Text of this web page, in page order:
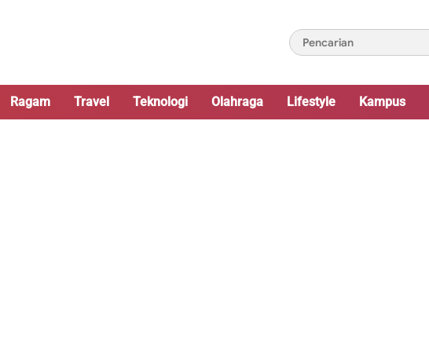
Ragam Travel Teknologi Olahraga Lifestyle Kampus